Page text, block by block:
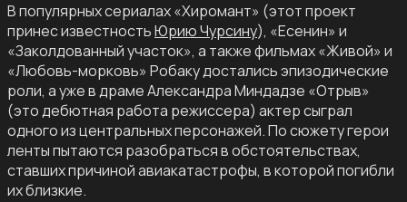
В популярных сериалах «Хиромант» (этот проект
принес известностьЮрию Чурсину), «Есенин» и
«Заколдованный участок», а также фильмах «Живой» и
«Любовь-морковь» Робаку достались эпизодические
роли, а уже в драме Александра Миндадзе «Отрыв»
(это дебютная работа режиссера) актер сыграл
одного из центральных персонажей. По сюжету герои
ленты пытаются разобраться в обстоятельствах,
ставших причиной авиакатастрофы, в которой погибли
их близкие.